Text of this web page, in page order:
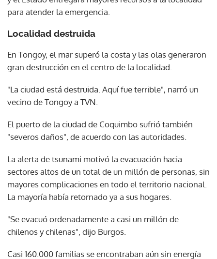
para atender la emergencia.
Localidad destruida
En Tongoy, el mar superó la costa y las olas generaron
gran destrucción en el centro de la localidad.
"La ciudad está destruida. Aquí fue terrible", narró un
vecino de Tongoy a TVN.
El puerto de la ciudad de Coquimbo sufrió también
"severos daños", de acuerdo con las autoridades.
La alerta de tsunami motivó la evacuación hacia
sectores altos de un total de un millón de personas, sin
mayores complicaciones en todo el territorio nacional.
La mayoría había retornado ya a sus hogares.
"Se evacuó ordenadamente a casi un millón de
chilenos y chilenas", dijo Burgos.
Casi 160.000 familias se encontraban aún sin energía